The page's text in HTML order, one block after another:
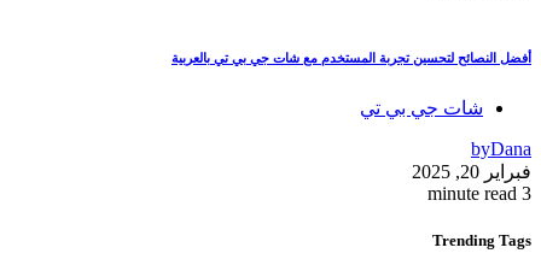
أفضل النصائح لتحسين تجربة المستخدم مع شات جي بي تي بالعربية
شات جي بي تي
byDana
فبراير 20, 2025
3 minute read
Trending Tags